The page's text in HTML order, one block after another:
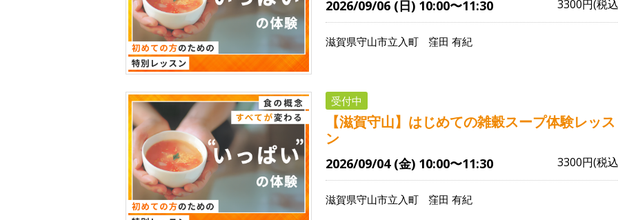
2026/09/06 (日) 10:00〜11:30 3300円(税
滋賀県守山市立入町 窪田 有紀
受付中
【滋賀守山】はじめての雑穀スープ体験レッス
ン
2026/09/04 (金) 10:00〜11:30 3300円(税
滋賀県守山市立入町 窪田 有紀